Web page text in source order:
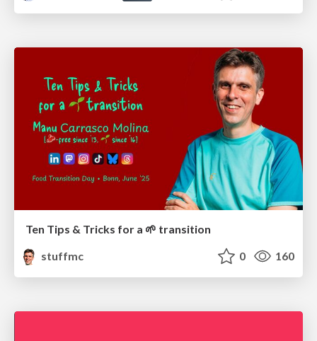
Ten Tips & Tricks for a 🌱 transition
stuffmc
0 160